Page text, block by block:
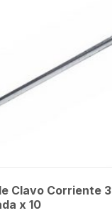
Clavo Corriente 3
x 10